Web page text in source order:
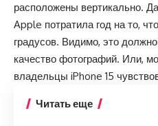
расположены вертикально.
Apple потратила год на то,
градусов. Видимо, это
качество фотографий. Или,
владельцы iPhone 15
Читать еще